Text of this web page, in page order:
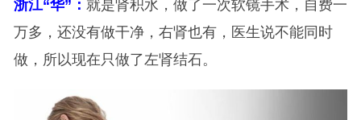
浙江“华”： 就是肾积水，做了一次软镜手术，自费一
万多，还没有做干净，右肾也有，医生说不能同时
做，所以现在只做了左肾结石。